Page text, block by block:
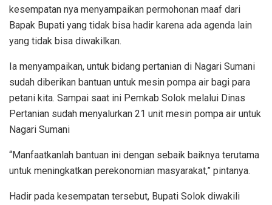
kesempatan nya menyampaikan permohonan maaf dari
Bapak Bupati yang tidak bisa hadir karena ada agenda lain
yang tidak bisa diwakilkan.
Ia menyampaikan, untuk bidang pertanian di Nagari Sumani
sudah diberikan bantuan untuk mesin pompa air bagi para
petani kita. Sampai saat ini Pemkab Solok melalui Dinas
Pertanian sudah menyalurkan 21 unit mesin pompa air untuk
Nagari Sumani
“Manfaatkanlah bantuan ini dengan sebaik baiknya terutama
untuk meningkatkan perekonomian masyarakat,” pintanya.
Hadir pada kesempatan tersebut, Bupati Solok diwakili